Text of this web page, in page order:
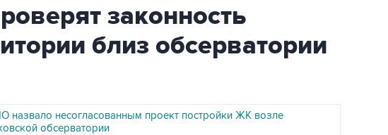
законность
близ обсерватории
назвало несогласованным проект постройки ЖК возле
обсерватории